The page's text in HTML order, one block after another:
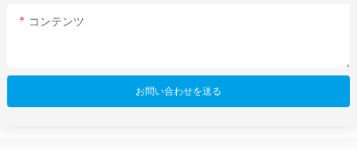
コンテンツ
お問い合わせを送る